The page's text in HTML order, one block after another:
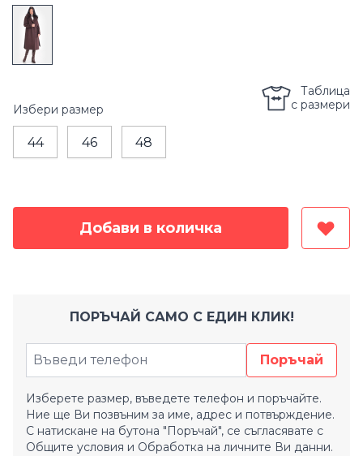
Избери размер
44 46 48
Таблица
с размери
Добави в количка
ПОРЪЧАЙ САМО С ЕДИН КЛИК!
Поръчай
Изберете размер, въведете телефон и поръчайте.
Ние ще Ви позвъним за име, адрес и потвърждение.
С натискане на бутона "Поръчай", се съгласявате с
Общите условия и Обработка на личните Ви данни.